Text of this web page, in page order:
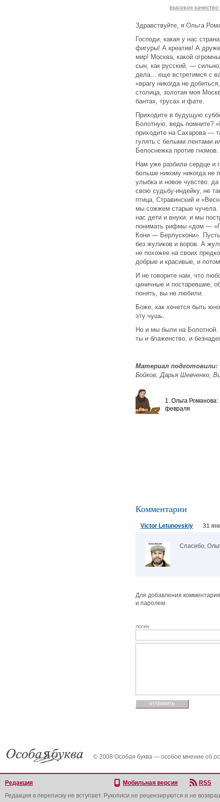
высокое
Здравствуйте, я Ольга
Господи, какая у нас
фигуры! А креатив! А
мир! Москва, какой
сын, как русский, —
дела... еще встретимся с
«врагу никогда не
столица, золотая моя
бантах, трусах и фате.
Приходите в будущую
Болотную, ведь помните?
приходите на Сахарова —
гулять с белыми лентами
Белоснежка против
Нам уже разбили сердце
больше никому никогда не
улыбка и новое чувство:
свою судьбу-индейку, не
птица, Стравинский и
мы сожжем старые чучела.
нас дети и внуки, и мы
понимать рифмы «дом —
Кони — Берлускони».
без жуликов и воров. А
не похожее на своих
добрые и красивые, и
И не говорите нам, что
циничные и постаревшие,
понять, вы не любили.
Боже, как хочется быть
эту чушь.
Но и мы были на
ты и блаженство, и
Материал подготовили:
Бойков, Дарья Шевченко,
1. Ольга
февраля
Комментарии
Victor Letunovskiy 31
Спасибо,
Для добавления
и паролем.
логин
© 2008 Особая буква — особое мнение об
Редакция Мобильная версия
RSS
Редакция в переписку не вступает. Рукописи не рецензируются и не